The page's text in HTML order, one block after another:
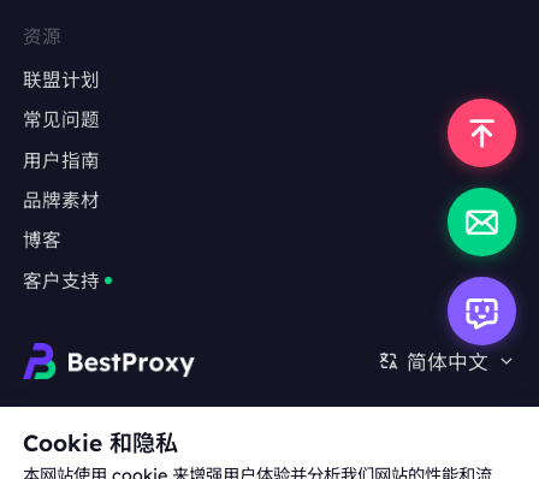
反爬严格的网站
采集LinkedIn、Indeed、Glassdoor等职业社
交平台数据
绕过基于IP频率限制或用户行为分析的防爬机制
金融数据（股票、外汇、加密货币）实时监控
房地产、旅游、电商等行业的竞品数据抓取
资源
联盟计划
常见问题
用户指南
品牌素材
博客
客户支持
简体中文
合作:michael.wang@bestproxy.com
Cookie 和隐私